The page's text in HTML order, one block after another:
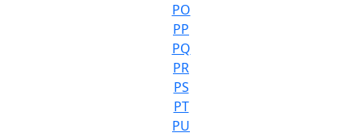
PO
PP
PQ
PR
PS
PT
PU